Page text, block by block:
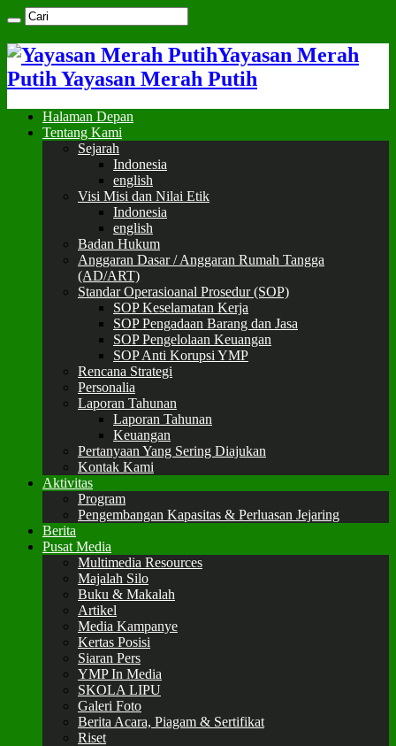
Yayasan Merah
Putih Yayasan Merah Putih
Halaman Depan
Tentang Kami
Sejarah
Indonesia
english
Visi Misi dan Nilai Etik
Indonesia
english
Badan Hukum
Anggaran Dasar / Anggaran Rumah Tangga
(AD/ART)
Standar Operasioanal Prosedur (SOP)
SOP Keselamatan Kerja
SOP Pengadaan Barang dan Jasa
SOP Pengelolaan Keuangan
SOP Anti Korupsi YMP
Rencana Strategi
Personalia
Laporan Tahunan
Laporan Tahunan
Keuangan
Pertanyaan Yang Sering Diajukan
Kontak Kami
Aktivitas
Program
Pengembangan Kapasitas & Perluasan Jejaring
Berita
Pusat Media
Multimedia Resources
Majalah Silo
Buku & Makalah
Artikel
Media Kampanye
Kertas Posisi
Siaran Pers
YMP In Media
SKOLA LIPU
Galeri Foto
Berita Acara, Piagam & Sertifikat
Riset